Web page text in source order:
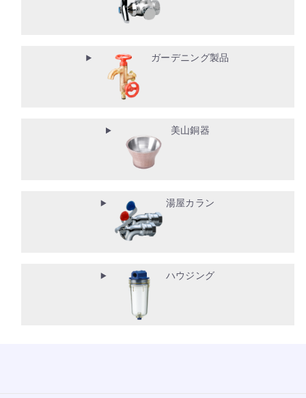
ガーデニング製品
美山銅器
湯屋カラン
ハウジング